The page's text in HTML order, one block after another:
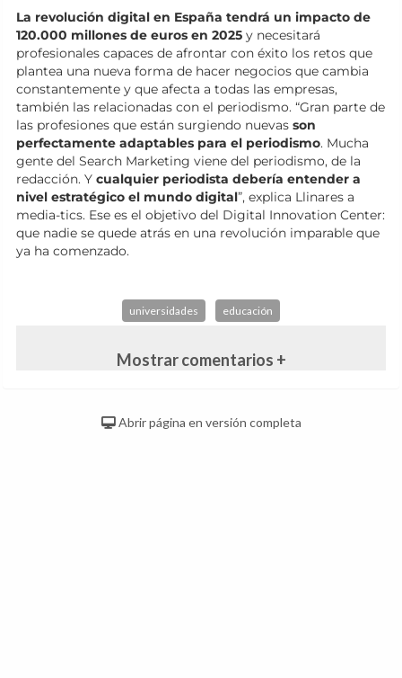
La revolución digital en España tendrá un impacto de
120.000 millones de euros en 2025 y necesitará
profesionales capaces de afrontar con éxito los retos que
plantea una nueva forma de hacer negocios que cambia
constantemente y que afecta a todas las empresas,
también las relacionadas con el periodismo. “Gran parte de
las profesiones que están surgiendo nuevas son
perfectamente adaptables para el periodismo. Mucha
gente del Search Marketing viene del periodismo, de la
redacción. Y cualquier periodista debería entender a
nivel estratégico el mundo digital”, explica Llinares a
media-tics. Ese es el objetivo del Digital Innovation Center:
que nadie se quede atrás en una revolución imparable que
ya ha comenzado.
universidades educación
Mostrar comentarios +
Abrir página en versión completa